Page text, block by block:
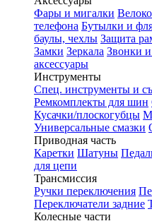
Фары и мигалки
телефона Бутылки и
баулы, чехлы Защита
Замки Зеркала Звонки
аксессуары
Инструменты
Спец. инструменты и
Ремкомплекты для шин
Кусачки/плоскогубцы
Универсальные смазки
Приводная часть
Каретки Шатуны
для цепи
Трансмиссия
Ручки переключения
Переключатели задние
Колесные части